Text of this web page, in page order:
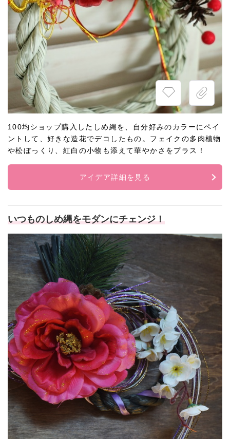
100均ショップ購入したしめ縄を、自分好みのカラーにペイ
ントして、好きな造花でデコしたもの。フェイクの多肉植物
や松ぼっくり、紅白の小物も添えて華やかさをプラス！
アイデア詳細を見る
いつものしめ縄をモダンにチェンジ！